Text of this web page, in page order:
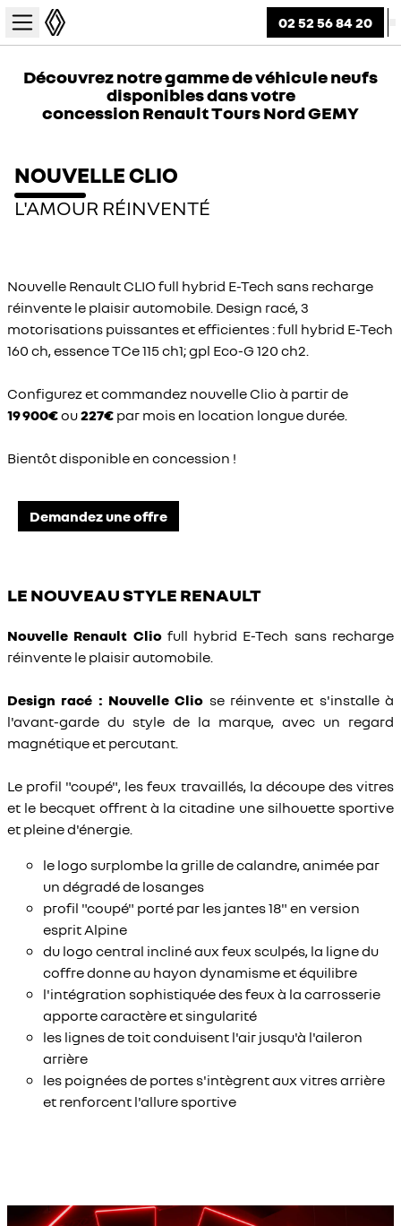
02 52 56 84 20
Découvrez notre gamme de véhicule neufs
disponibles dans votre
concession Renault Tours Nord GEMY
NOUVELLE CLIO
L'AMOUR RÉINVENTÉ
Nouvelle Renault CLIO full hybrid E-Tech sans recharge
réinvente le plaisir automobile. Design racé, 3
motorisations puissantes et efficientes : full hybrid E-Tech
160 ch, essence TCe 115 ch1; gpl Eco-G 120 ch2.
Configurez et commandez nouvelle Clio à partir de
19 900€ou227€ par mois en location longue durée.
Bientôt disponible en concession !
Demandez une offre
LE NOUVEAU STYLE RENAULT
Nouvelle Renault Clio full hybrid E-Tech sans recharge
réinvente le plaisir automobile.
Design racé : NouvelleClio se réinvente et s'installe à
l'avant-garde du style de la marque, avec un regard
magnétique et percutant.
Le profil "coupé", les feux travaillés, la découpe des vitres
et le becquet offrent à la citadine une silhouette sportive
et pleine d'énergie.
le logo surplombe la grille de calandre, animée par
un dégradé de losanges
profil "coupé" porté par les jantes 18" en version
esprit Alpine
du logo central incliné aux feux sculpés, la ligne du
coffre donne au hayon dynamisme et équilibre
l'intégration sophistiquée des feux à la carrosserie
apporte caractère et singularité
les lignes de toit conduisent l'air jusqu'à l'aileron
arrière
les poignées de portes s'intègrent aux vitres arrière
et renforcent l'allure sportive
Slide 1 of 4